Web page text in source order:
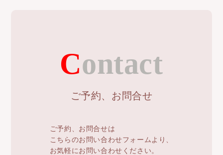
Contact
ご予約、お問合せ
ご予約、お問合せは
こちらのお問い合わせフォームより、
お気軽にお問い合わせください。